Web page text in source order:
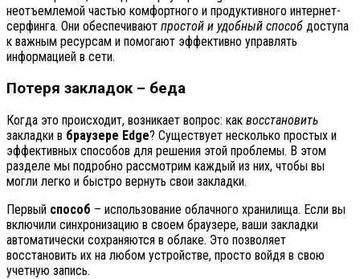
неотъемлемой частью комфортного и продуктивного интернет-
серфинга. Они обеспечивают простой и удобный способ доступа
к важным ресурсам и помогают эффективно управлять
информацией в сети.
Потеря закладок – беда
Когда это происходит, возникает вопрос: как восстановить
закладки в браузере Edge? Существует несколько простых и
эффективных способов для решения этой проблемы. В этом
разделе мы подробно рассмотрим каждый из них, чтобы вы
могли легко и быстро вернуть свои закладки.
Первый способ – использование облачного хранилища. Если вы
включили синхронизацию в своем браузере, ваши закладки
автоматически сохраняются в облаке. Это позволяет
восстановить их на любом устройстве, просто войдя в свою
учетную запись.